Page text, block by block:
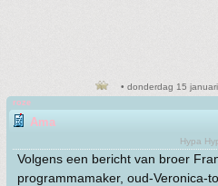
• donderdag 15
roze
Ama
Hypa
Volgens een bericht van broer
programmamaker, oud-Veronica-